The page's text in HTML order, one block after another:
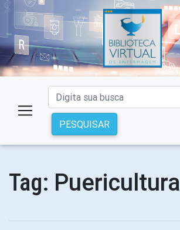
PESQUISAR
Tag: Puericultura